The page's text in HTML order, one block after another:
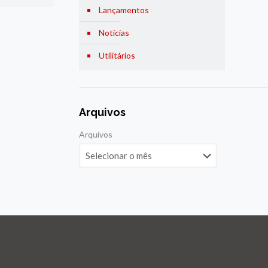
Lançamentos
Notícias
Utilitários
Arquivos
Arquivos